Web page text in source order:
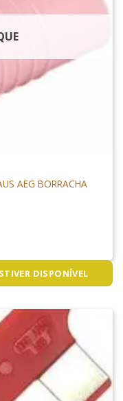
AEG BORRACHA
DISPONÍVEL